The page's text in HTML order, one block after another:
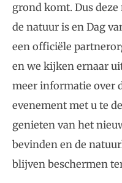
grond komt. Dus
de natuur is en Dag
een officiële
en we kijken ernaar
meer informatie over
evenement met u te
genieten van het
bevinden en de
blijven beschermen